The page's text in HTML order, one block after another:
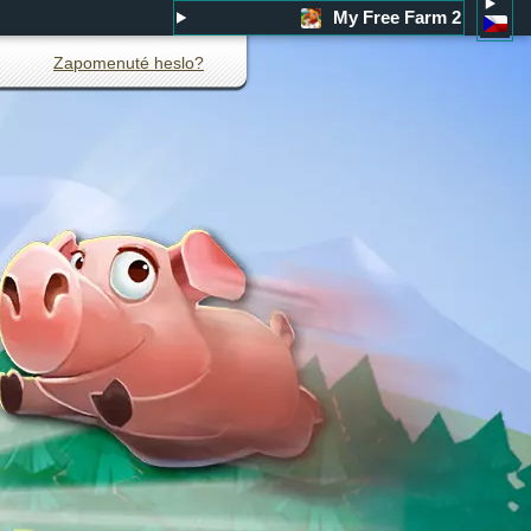
My Free Farm 2
Zapomenuté heslo?